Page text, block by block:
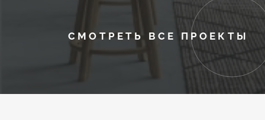
СМОТРЕТЬ ВСЕ ПРОЕКТЫ